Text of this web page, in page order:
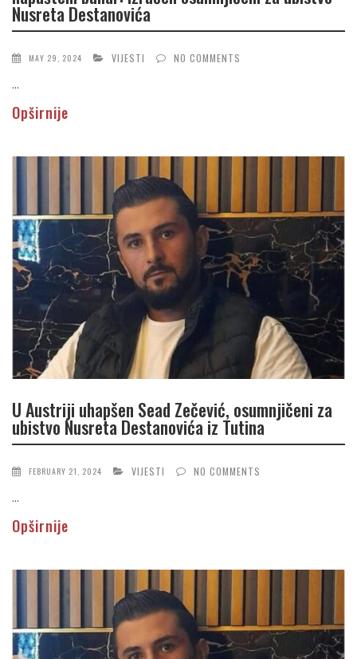
Nusreta Destanovića
MAY 29, 2024 VIJESTI NO COMMENTS
...
Opširnije
U Austriji uhapšen Sead Zečević, osumnjičeni za
ubistvo Nusreta Destanovića iz Tutina
FEBRUARY 21, 2024 VIJESTI NO COMMENTS
...
Opširnije